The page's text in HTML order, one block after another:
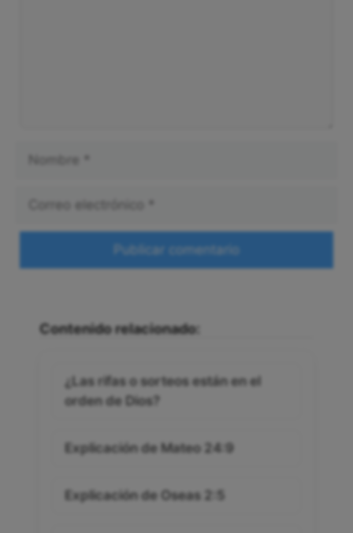
Contenido relacionado:
¿Las rifas o sorteos están en el
orden de Dios?
Explicación de Mateo 24:9
Explicación de Oseas 2:5